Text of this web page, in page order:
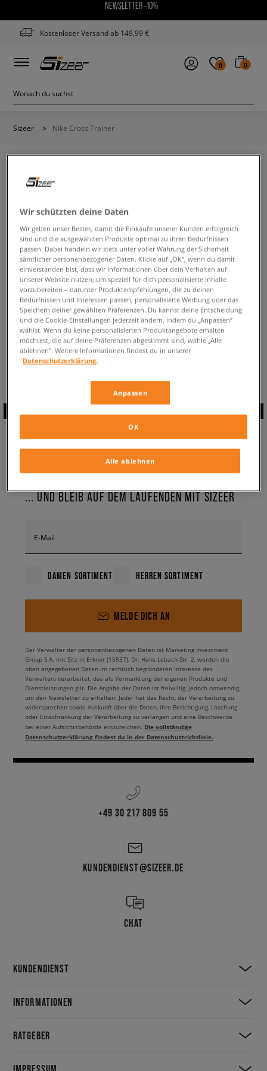
NEWSLETTER -10%
Kostenloser Versand ab 149,99 €
0 0
Sizeer > Nike Cross Trainer
Ändere den Suchbegriff. Versuche, weniger Filter zu
verwenden.
ZURÜCK ZUM SHOP
Aktuell schaust du:Nike Cross TrainerSneaker✔️für Herren
Verfügbare Anzahl:0
ABONNIERE UNSEREN
NEWSLETTER
... UND BLEIB AUF DEM LAUFENDEN MIT SIZEER
E-Mail
DAMEN SORTIMENT HERREN SORTIMENT
MELDE DICH AN
Der Verwalter der personenbezogenen Daten ist Marketing Investment
Group S.A. mit Sitz in Erkner (15537), Dr. Hans-Lebach-Str. 2, werden die
oben angegebenen Daten im rechtlich begründeten Interesse des
Verwalters verarbeitet, das als Vermarktung der eigenen Produkte und
Dienstleistungen gilt. Die Angabe der Daten ist freiwillig, jedoch notwendig,
um den Newsletter zu erhalten. Jeder hat das Recht, der Verarbeitung zu
widersprechen sowie Auskunft über die Daten, ihre Berichtigung, Löschung
oder Einschränkung der Verarbeitung zu verlangen und eine Beschwerde
bei einer Aufsichtsbehörde einzureichen. Die vollständige
Datenschutzerklärung findest du in der Datenschutzrichtlinie.
+49 30 217 809 55
KUNDENDIENST@SIZEER.DE
CHAT
KUNDENDIENST
INFORMATIONEN
RATGEBER
Wir schützten deine Daten
Wir geben unser Bestes, damit die Einkäufe unserer Kunden erfolgreich
sind und die ausgewählten Produkte optimal zu ihren Bedürfnissen
passen. Dabei handeln wir stets unter voller Wahrung der Sicherheit
sämtlicher personenbezogener Daten. Klicke auf „OK“, wenn du damit
einverstanden bist, dass wir Informationen über dein Verhalten auf
unserer Website nutzen, um speziell für dich personalisierte Inhalte
vorzubereiten – darunter Produktempfehlungen, die zu deinen
Bedürfnissen und Interessen passen, personalisierte Werbung oder das
Speichern deiner gewählten Präferenzen. Du kannst deine Entscheidung
und die Cookie-Einstellungen jederzeit ändern, indem du „Anpassen“
wählst. Wenn du keine personalisierten Produktangebote erhalten
möchtest, die auf deine Präferenzen abgestimmt sind, wähle „Alle
ablehnen“. Weitere Informationen findest du in unserer
Datenschutzerklärung.
Anpassen
Alle ablehnen
OK